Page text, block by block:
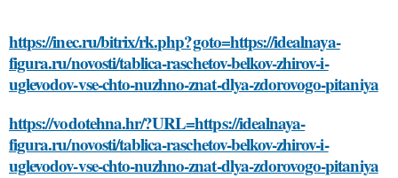
https://inec.ru/bitrix/rk.php?goto=https://idealnaya-
figura.ru/novosti/tablica-raschetov-belkov-zhirov-i-
uglevodov-vse-chto-nuzhno-znat-dlya-zdorovogo-pitaniya
https://vodotehna.hr/?URL=https://idealnaya-
figura.ru/novosti/tablica-raschetov-belkov-zhirov-i-
uglevodov-vse-chto-nuzhno-znat-dlya-zdorovogo-pitaniya